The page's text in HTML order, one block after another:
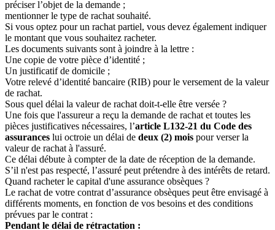
préciser l’objet de la demande ;
mentionner le type de rachat souhaité.
Si vous optez pour un rachat partiel, vous devez également indiquer
le montant que vous souhaitez racheter.
Les documents suivants sont à joindre à la lettre :
Une copie de votre pièce d’identité ;
Un justificatif de domicile ;
Votre relevé d’identité bancaire (RIB) pour le versement de la valeur
de rachat.
Sous quel délai la valeur de rachat doit-t-elle être versée ?
Une fois que l'assureur a reçu la demande de rachat et toutes les
pièces justificatives nécessaires, l’article L132-21 du Code des
assurances lui octroie un délai de deux (2) mois pour verser la
valeur de rachat à l'assuré.
Ce délai débute à compter de la date de réception de la demande.
S’il n'est pas respecté, l’assuré peut prétendre à des intérêts de retard.
Quand racheter le capital d'une assurance obsèques ?
Le rachat de votre contrat d’assurance obsèques peut être envisagé à
différents moments, en fonction de vos besoins et des conditions
prévues par le contrat :
Pendant le délai de rétractation :